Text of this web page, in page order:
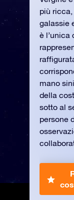
più
galassie
è l’unica
mano
della
sotto al
persone